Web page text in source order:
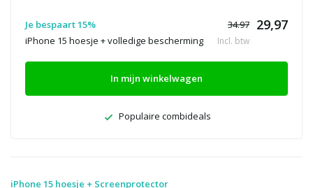
Je bespaart 15% 34.97 29,97
iPhone 15 hoesje + volledige bescherming Incl. btw
In mijn winkelwagen
Populaire combideals
iPhone 15 hoesje + Screenprotector